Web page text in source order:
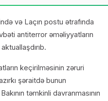
və Laçın postu ətrafında
antiterror əməliyyatların
keçirilməsinin zəruri
şəraitdə bunun
təmkinli davranmasının